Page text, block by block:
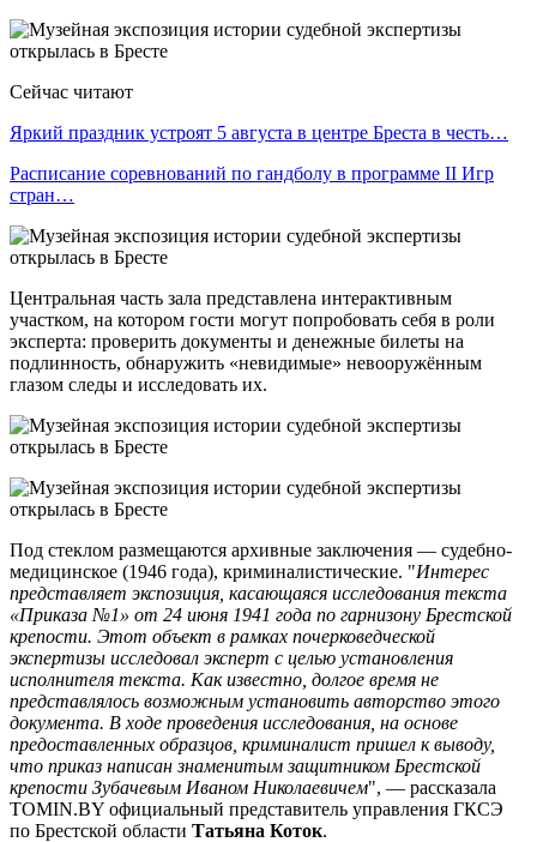
Сейчас читают
Яркий праздник устроят 5 августа в центре Бреста в честь…
Расписание соревнований по гандболу в программе II Игр
стран…
Центральная часть зала представлена интерактивным
участком, на котором гости могут попробовать себя в роли
эксперта: проверить документы и денежные билеты на
подлинность, обнаружить «невидимые» невооружённым
глазом следы и исследовать их.
Под стеклом размещаются архивные заключения — судебно-
медицинское (1946 года), криминалистические. "Интерес
представляет экспозиция, касающаяся исследования текста
«Приказа №1» от 24 июня 1941 года по гарнизону Брестской
крепости. Этот объект в рамках почерковедческой
экспертизы исследовал эксперт с целью установления
исполнителя текста. Как известно, долгое время не
представлялось возможным установить авторство этого
документа. В ходе проведения исследования, на основе
предоставленных образцов, криминалист пришел к выводу,
что приказ написан знаменитым защитником Брестской
крепости Зубачевым Иваном Николаевичем", — рассказала
TOMIN.BY официальный представитель управления ГКСЭ
по Брестской области Татьяна Коток.